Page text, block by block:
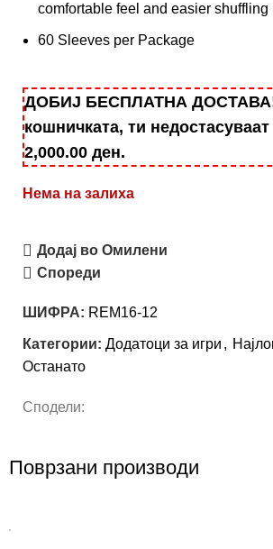
comfortable feel and easier shuffling
60 Sleeves per Package
ДОБИЈ БЕСПЛАТНА ДОСТАВА!
кошничката, ти
2,000.00 ден.
Нема на залиха
Додај во Омилени
Спореди
ШИФРА: REM16-12
Категории: Додатоци за игри ,
Останато
Сподели:
Поврзани производи